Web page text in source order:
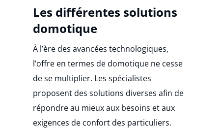
Les différentes solutions
domotique
À l’ère des avancées technologiques,
l’offre en termes de domotique ne cesse
de se multiplier. Les spécialistes
proposent des solutions diverses afin de
répondre au mieux aux besoins et aux
exigences de confort des particuliers.